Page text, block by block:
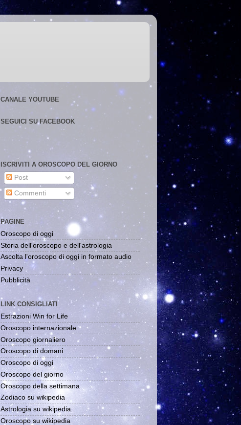
CANALE YOUTUBE
SEGUICI SU FACEBOOK
ISCRIVITI A OROSCOPO DEL GIORNO
Post
Commenti
PAGINE
Oroscopo di oggi
Storia dell'oroscopo e dell'astrologia
Ascolta l'oroscopo di oggi in formato audio
Privacy
Pubblicità
LINK CONSIGLIATI
Estrazioni Win for Life
Oroscopo internazionale
Oroscopo giornaliero
Oroscopo di domani
Oroscopo di oggi
Oroscopo del giorno
Oroscopo della settimana
Zodiaco su wikipedia
Astrologia su wikipedia
Oroscopo su wikipedia